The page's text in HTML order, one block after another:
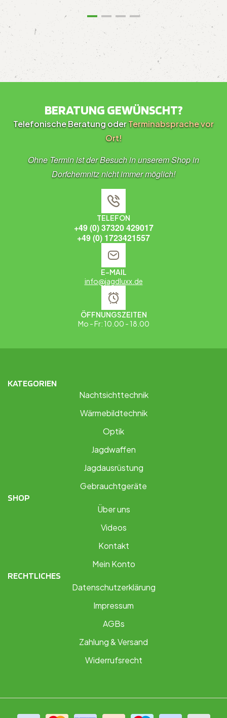
BERATUNG GEWÜNSCHT?
Telefonische Beratung oderTerminabsprache vor
Ort!
Ohne Termin ist der Besuch in unserem Shop in
Dorfchemnitz nicht immer möglich!
TELEFON
+49 (0) 37320 429017
+49 (0) 1723421557
E-MAIL
info@jagdluxx.de
ÖFFNUNGSZEITEN
Mo - Fr: 10.00 - 18.00
KATEGORIEN
Nachtsichttechnik
Wärmebildtechnik
Optik
Jagdwaffen
Jagdausrüstung
Gebrauchtgeräte
SHOP
Über uns
Videos
Kontakt
Mein Konto
RECHTLICHES
Datenschutzerklärung
Impressum
AGBs
Zahlung & Versand
Widerrufsrecht